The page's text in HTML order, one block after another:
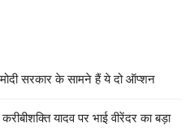
सरकार के सामने हैं ये दो ऑप्शन
यादव पर भाई वीरेंदर का बड़ा